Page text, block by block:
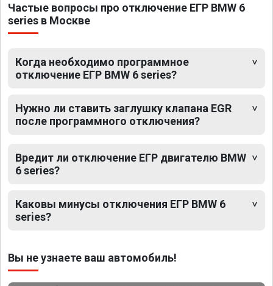
Частые вопросы про отключение ЕГР BMW 6
series в Москве
Когда необходимо программное
отключение ЕГР BMW 6 series?
Нужно ли ставить заглушку клапана EGR
после программного отключения?
Вредит ли отключение ЕГР двигателю BMW
6 series?
Каковы минусы отключения ЕГР BMW 6
series?
Вы не узнаете ваш автомобиль!